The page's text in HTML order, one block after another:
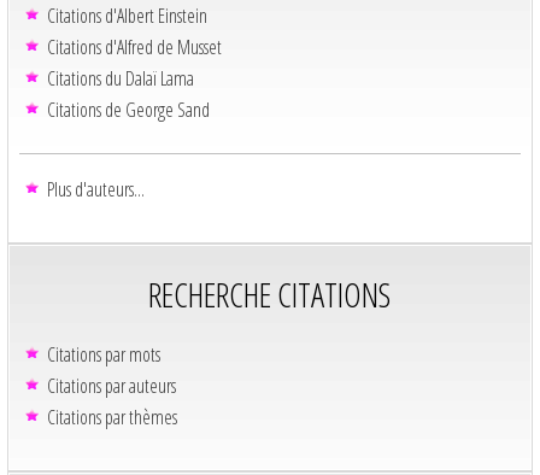
Citations d'Albert Einstein
Citations d'Alfred de Musset
Citations du Dalaï Lama
Citations de George Sand
Plus d'auteurs...
RECHERCHE CITATIONS
Citations par mots
Citations par auteurs
Citations par thèmes